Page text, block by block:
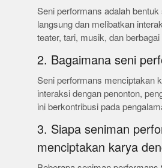
Seni performans adalah
langsung dan melibatkan
teater, tari, musik, dan
2. Bagaimana seni
Seni performans menciptakan
interaksi dengan penonton,
ini berkontribusi pada
3. Siapa seniman
menciptakan karya